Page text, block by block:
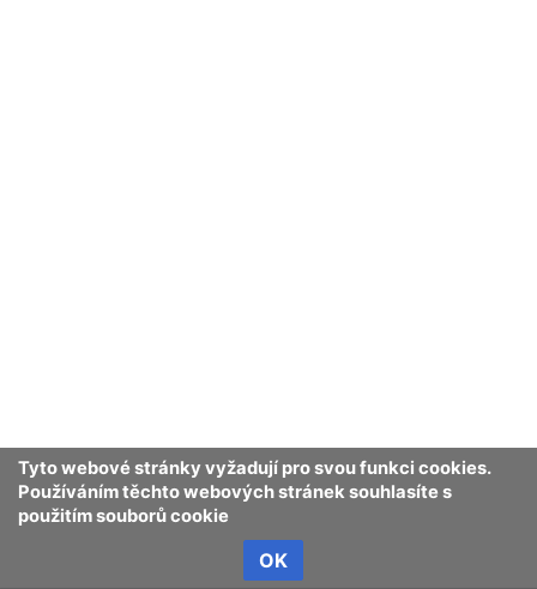
Tyto webové stránky vyžadují pro svou funkci cookies.
Používáním těchto webových stránek souhlasíte s
použitím souborů cookie
OK